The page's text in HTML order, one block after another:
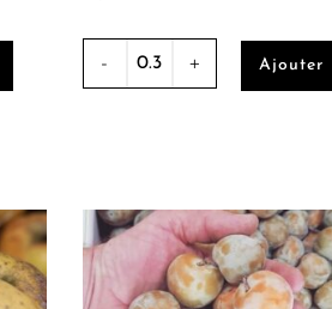
quantité
de
jaune
-
Selon
arrivage
Ajouter